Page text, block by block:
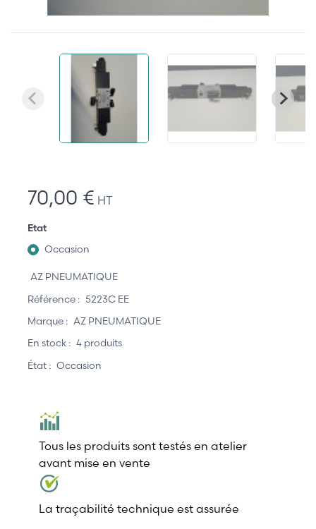
70,00 € HT
Etat
Occasion
AZ PNEUMATIQUE
Référence : 5223C EE
Marque : AZ PNEUMATIQUE
En stock : 4 produits
État : Occasion
Tous les produits sont testés en atelier
avant mise en vente
La traçabilité technique est assurée